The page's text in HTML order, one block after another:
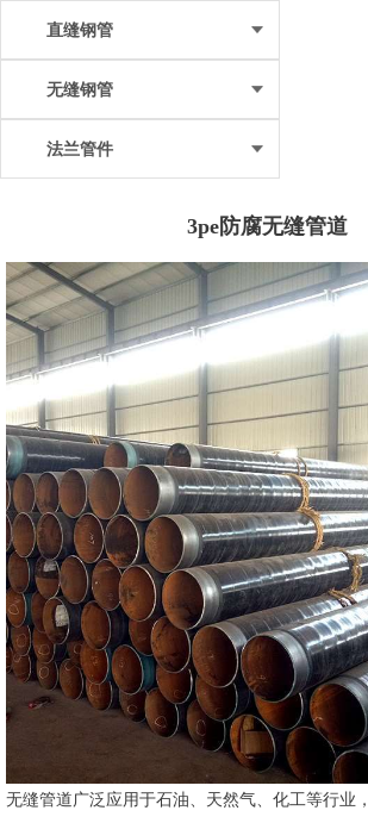
直缝钢管
无缝钢管
法兰管件
3pe防腐无缝管道
无缝管道广泛应用于石油、天然气、化工等行业